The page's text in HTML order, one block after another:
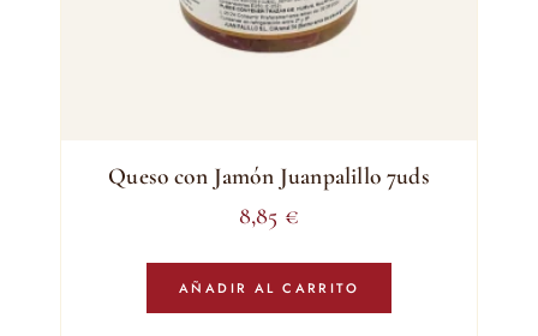
Queso con Jamón Juanpalillo 7uds
8,85 €
AÑADIR AL CARRITO